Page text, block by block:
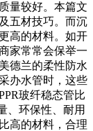
量较好。本篇文
五材技巧。而沉
高的材料。如开
家常常会保举一
德兰的柔性防水
办水管时，这些
玻纤稳态管比
、环保性、耐用
高的材料，合理